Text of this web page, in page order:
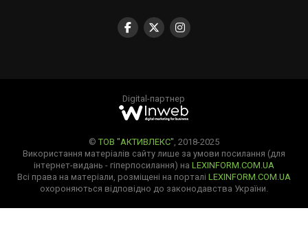
Digital-партнер
© ТОВ "АКТИВЛЕКС" , 2018-2025
Використання матеріалів сайту лише за умови посилання (для
інтернет-видань - гіперпосилання) на LEXINFORM.COM.UA
Всі права на матеріали, розміщені на порталі LEXINFORM.COM.UA
охороняються відповідно до законодавства України.